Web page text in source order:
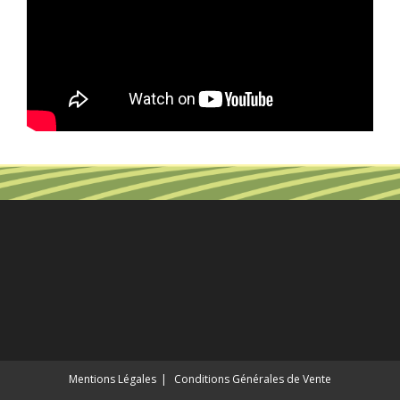
Mentions Légales Conditions Générales de Vente